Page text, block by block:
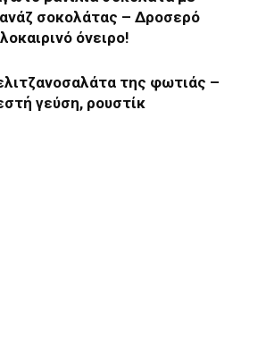
σοκολάτας – Δροσερό
όνειρο!
της φωτιάς –
γεύση, ρουστίκ